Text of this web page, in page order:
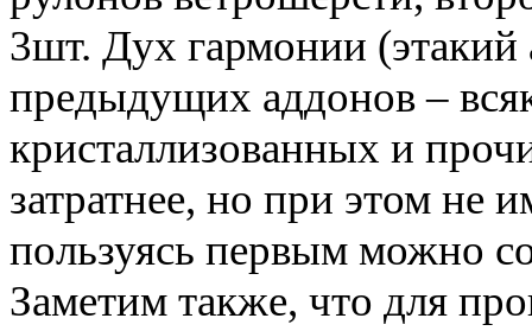
3шт. Дух гармонии (этакий
предыдущих аддонов –
кристаллизованных и
затратнее, но при этом не
пользуясь первым можно
Заметим также, что для